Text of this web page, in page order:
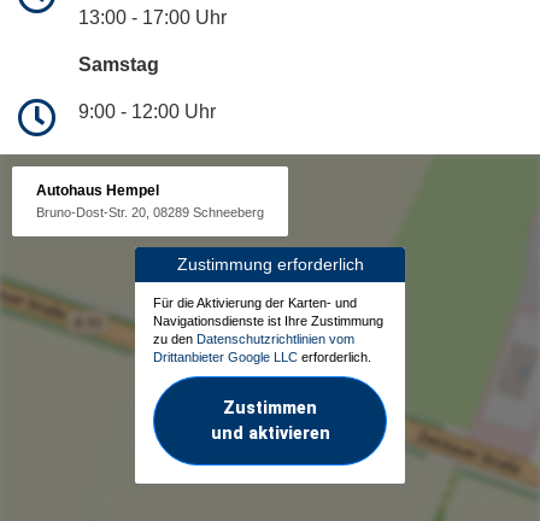
13:00 - 17:00 Uhr
Samstag
9:00 - 12:00 Uhr
Autohaus Hempel
Bruno-Dost-Str. 20, 08289 Schneeberg
Zustimmung erforderlich
Für die Aktivierung der Karten- und
Navigationsdienste ist Ihre Zustimmung
zu den Datenschutzrichtlinien vom
Drittanbieter Google LLC erforderlich.
Zustimmen
und aktivieren